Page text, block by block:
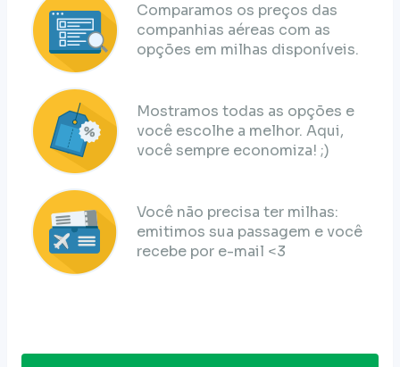
Comparamos os preços das
companhias aéreas com as
opções em milhas disponíveis.
Mostramos todas as opções e
você escolhe a melhor. Aqui,
você sempre economiza! ;)
Você não precisa ter milhas:
emitimos sua passagem e você
recebe por e-mail <3